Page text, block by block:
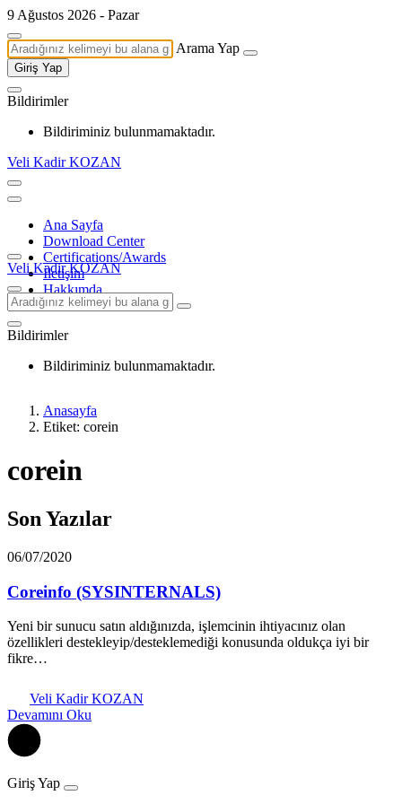
9 Ağustos 2026 - Pazar
Arama Yap
Giriş Yap
Bildirimler
Bildiriminiz bulunmamaktadır.
Veli Kadir KOZAN
Ana Sayfa
Download Center
Certifications/Awards
İletişim
Hakkımda
Veli Kadir KOZAN
Bildirimler
Bildiriminiz bulunmamaktadır.
Anasayfa
Etiket: corein
corein
Son Yazılar
06/07/2020
Coreinfo (SYSINTERNALS)
Yeni bir sunucu satın aldığınızda, işlemcinin ihtiyacınız olan
özellikleri destekleyip/desteklemediği konusunda oldukça iyi bir
fikre…
Veli Kadir KOZAN
Devamını Oku
Giriş Yap